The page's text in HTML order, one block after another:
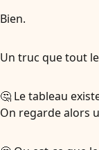
Bien.
Un truc que tout
🤔 Le tableau
On regarde alors